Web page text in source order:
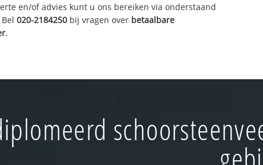
en/of advies kunt u ons bereiken via onderstaand
Bel020-2184250 bij vragen over betaalbare
.